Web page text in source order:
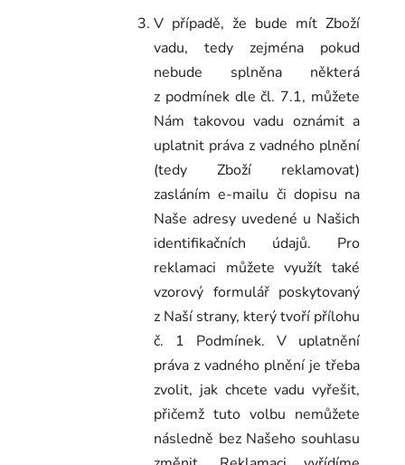
V případě, že bude mít Zboží
vadu, tedy zejména pokud
nebude splněna některá
z podmínek dle čl. 7.1, můžete
Nám takovou vadu oznámit a
uplatnit práva z vadného plnění
(tedy Zboží reklamovat)
zasláním e-mailu či dopisu na
Naše adresy uvedené u Našich
identifikačních údajů. Pro
reklamaci můžete využít také
vzorový formulář poskytovaný
z Naší strany, který tvoří přílohu
č. 1 Podmínek. V uplatnění
práva z vadného plnění je třeba
zvolit, jak chcete vadu vyřešit,
přičemž tuto volbu nemůžete
následně bez Našeho souhlasu